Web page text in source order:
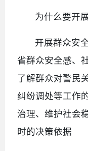
为什么要开
开展群众安
省群众安全感、
了解群众对警民
纠纷调处等工作
治理、维护社会
时的决策依据